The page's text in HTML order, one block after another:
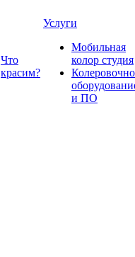
Что
красим?
Услуги
Мобильная
колор студия
и ПО